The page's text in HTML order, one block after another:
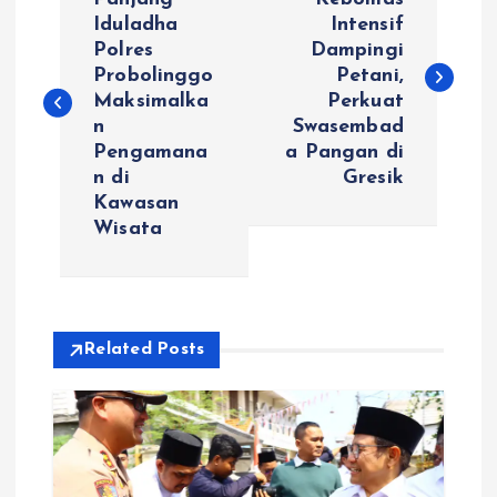
i
p
o
Iduladha
Polres
Probolinggo
Maksimalka
n
Pengamana
n di
Kawasan
Wisata
Intensif
Dampingi
Petani,
Perkuat
Swasembad
a Pangan di
Gresik
Related Posts